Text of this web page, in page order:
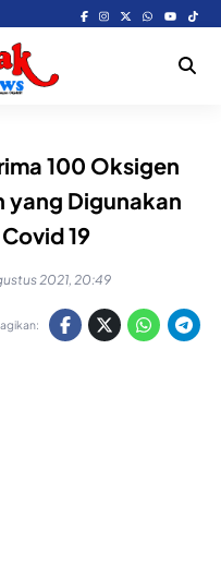
100 Oksigen
yang Digunakan
19
2021, 20:49